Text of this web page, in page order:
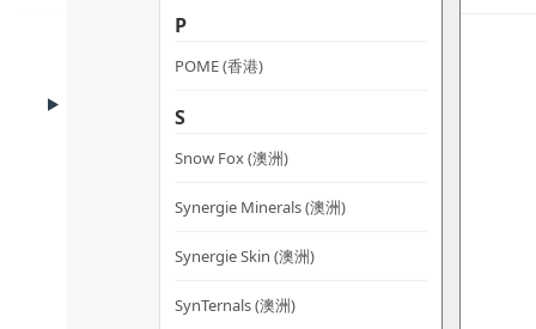
P
POME (香港)
S
Snow Fox (澳洲)
Synergie Minerals (澳洲)
Synergie Skin (澳洲)
SynTernals (澳洲)